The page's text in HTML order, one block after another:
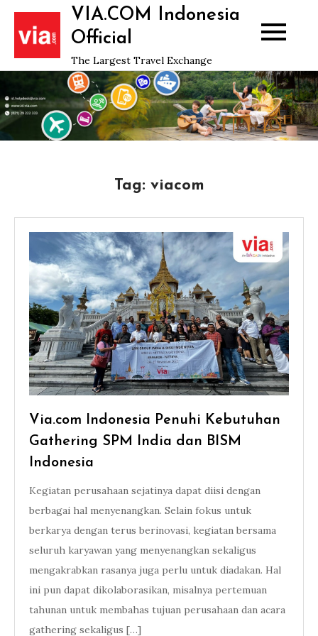
Skip
content
VIA.COM Indonesia
Official
The Largest Travel Exchange
Tag: viacom
Via.com Indonesia Penuhi Kebutuhan
Gathering SPM India dan BISM
Indonesia
Kegiatan perusahaan sejatinya dapat diisi dengan
berbagai hal menyenangkan. Selain fokus untuk
berkarya dengan terus berinovasi, kegiatan bersama
seluruh karyawan yang menyenangkan sekaligus
mengakrabkan rasanya juga perlu untuk diadakan. Hal
ini pun dapat dikolaborasikan, misalnya pertemuan
tahunan untuk membahas tujuan perusahaan dan acara
gathering sekaligus […]